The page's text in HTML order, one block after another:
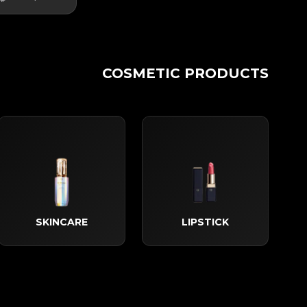
COSMETIC PRODUCTS
LIPSTICK
SKINCARE